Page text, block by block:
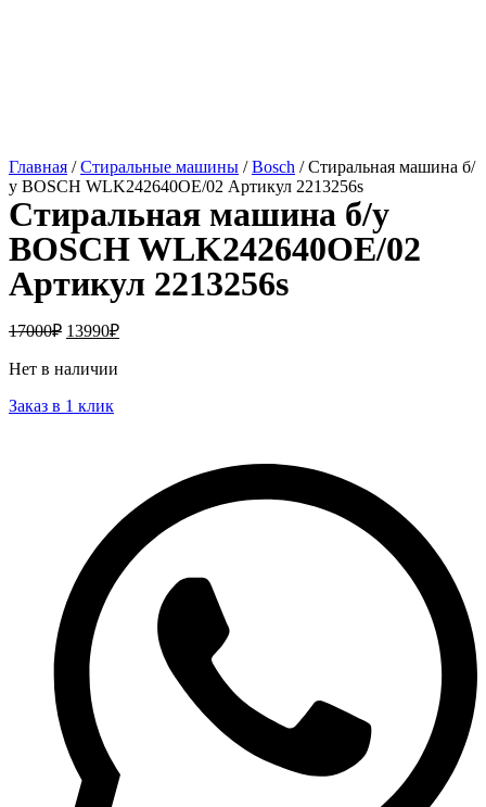
Главная /Стиральные машины /Bosch / Стиральная машина б/
у BOSCH WLK242640OE/02 Артикул 2213256s
Стиральная машина б/у
BOSCH WLK242640OE/02
Артикул 2213256s
17000₽ 13990₽
Нет в наличии
Заказ в 1 клик